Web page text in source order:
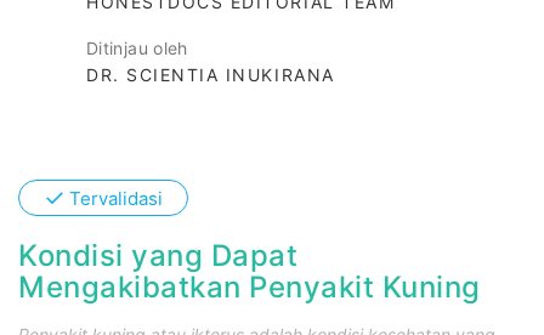
DR. SCIENTIA INUKIRANA
Kondisi yang Dapat
Mengakibatkan Penyakit Kuning
Penyakit kuning atau ikterus adalah kondisi kesehatan yang
ditandai dengan kulit dan bagian putih bola mata (sklera)
menguning. Penyakit kuning terjadi ketika tubuh tidak